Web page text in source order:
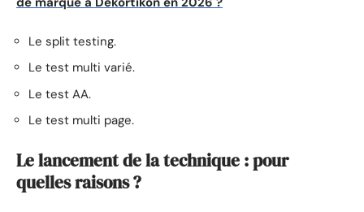
Le split testing.
Le test multi varié.
Le test AA.
Le test multi page.
Le lancement de la technique : pour
quelles raisons ?